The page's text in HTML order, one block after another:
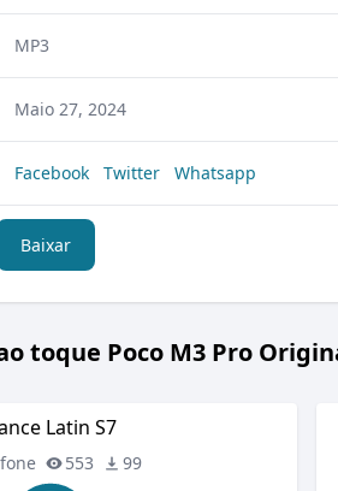
MP3
Maio 27, 2024
Facebook Twitter Whatsapp
Baixar
toque Poco M3 Pro
Latin S7
553 99